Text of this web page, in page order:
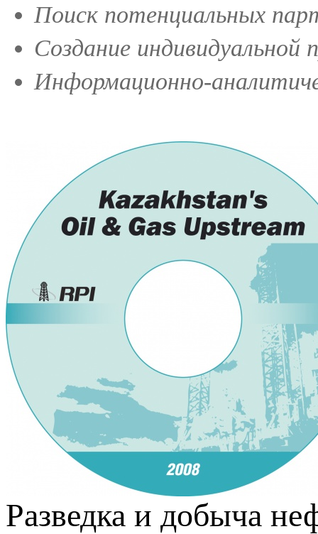
Поиск потенциальных
Создание индивидуальной
Информационно-
Разведка и добыча